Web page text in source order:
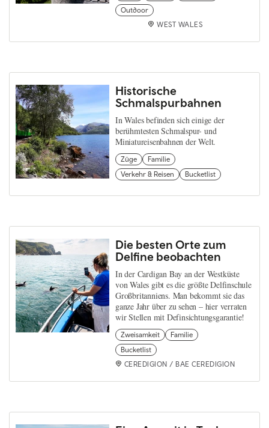
Outdoor
WEST WALES
Historische
Schmalspurbahnen
In Wales befinden sich einige der
berühmtesten Schmalspur- und
Miniatureisenbahnen der Welt.
Züge
Familie
Verkehr & Reisen
Bucketlist
Die besten Orte zum
Delfine beobachten
In der Cardigan Bay an der Westküste
von Wales gibt es die größte Delfinschule
Großbritanniens. Man bekommt sie das
ganze Jahr über zu sehen – hier verraten
wir Stellen mit Definsichtungsgarantie!
Zweisamkeit
Familie
Bucketlist
CEREDIGION / BAE CEREDIGION